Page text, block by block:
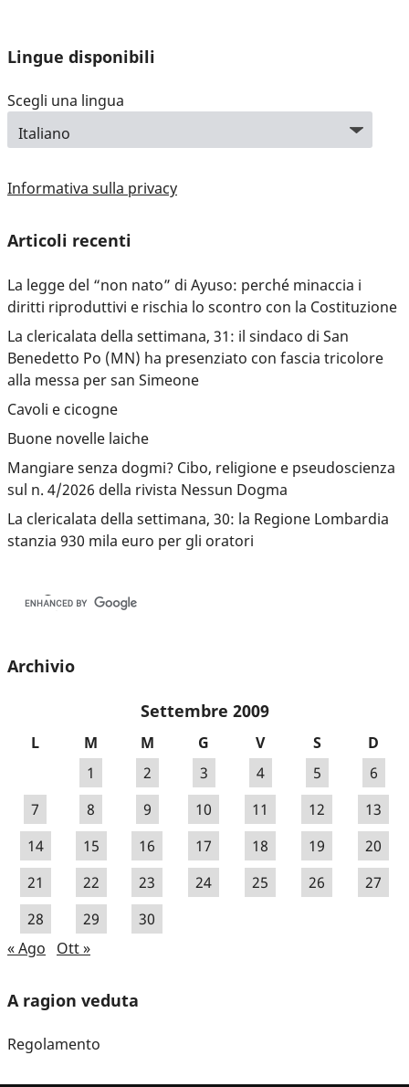
Lingue disponibili
Scegli una lingua
Informativa sulla privacy
Articoli recenti
La legge del “non nato” di Ayuso: perché minaccia i
diritti riproduttivi e rischia lo scontro con la Costituzione
La clericalata della settimana, 31: il sindaco di San
Benedetto Po (MN) ha presenziato con fascia tricolore
alla messa per san Simeone
Cavoli e cicogne
Buone novelle laiche
Mangiare senza dogmi? Cibo, religione e pseudoscienza
sul n. 4/2026 della rivista Nessun Dogma
La clericalata della settimana, 30: la Regione Lombardia
stanzia 930 mila euro per gli oratori
Archivio
Settembre 2009
L M M G V S
D
1
2 3 4 5
6
7
8 9 10 11 12
13
14
15 16 17 18 19
20
21
22 23 24 25 26
27
28
29
30
« Ago
Ott »
A ragion veduta
Regolamento